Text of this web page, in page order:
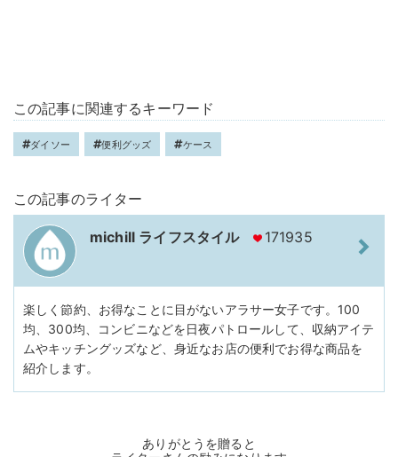
この記事に関連するキーワード
ダイソー 便利グッズ ケース
この記事のライター
michill ライフスタイル 171935
楽しく節約、お得なことに目がないアラサー女子です。100
均、300均、コンビニなどを日夜パトロールして、収納アイテ
ムやキッチングッズなど、身近なお店の便利でお得な商品を
紹介します。
ありがとうを贈ると